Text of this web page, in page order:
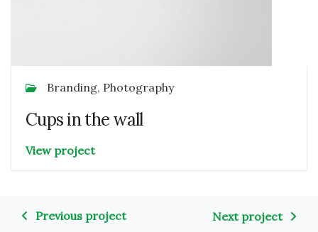
Branding, Photography
Cups in the wall
View project
Previous project Next project